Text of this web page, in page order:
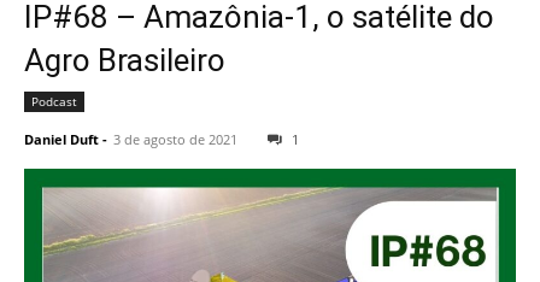
IP#68 – Amazônia-1, o satélite do
Agro Brasileiro
Podcast
Daniel Duft - 3 de agosto de 2021 1